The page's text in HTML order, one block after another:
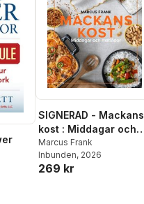
SIGNERAD - Mackans
kost : Middagar och
matlådor
Marcus Frank
Inbunden, 2026
269 kr